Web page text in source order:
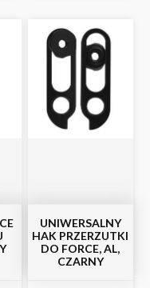
UNIWERSALNY
HAK PRZERZUTKI
DO FORCE, AL,
CZARNY